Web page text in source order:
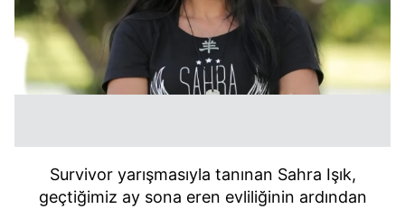
Survivor yarışmasıyla tanınan Sahra Işık,
geçtiğimiz ay sona eren evliliğinin ardından